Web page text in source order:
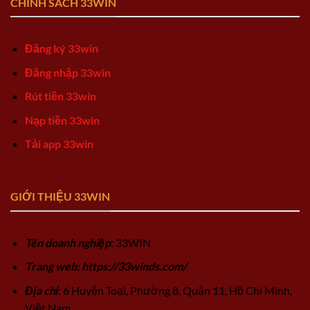
Đăng ký 33win
Đăng nhập 33win
Rút tiền 33win
Nạp tiền 33win
Tải app 33win
GIỚI THIỆU 33WIN
Tên doanh nghiệp: 33WIN
Trang web: https://33winds.com/
Địa chỉ: 6 Huyện Toại, Phường 8, Quận 11, Hồ Chí Minh,